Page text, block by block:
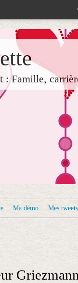
Famille,
Ma démo Mes tweets